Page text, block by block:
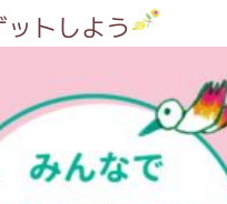
トしよう
家庭科部